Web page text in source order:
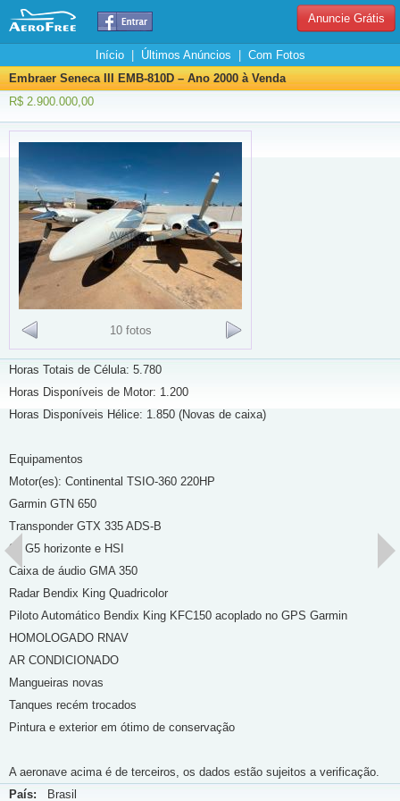
Anuncie Grátis
Início| Últimos Anúncios
Com Fotos
Embraer Seneca III EMB-810D – Ano 2000 à Venda
R$ 2.900.000,00
10 fotos
Horas Totais de Célula: 5.780
Horas Disponíveis de Motor: 1.200
Horas Disponíveis Hélice: 1.850 (Novas de caixa)
Equipamentos
Motor(es): Continental TSIO-360 220HP
Garmin GTN 650
Transponder GTX 335 ADS-B
02 G5 horizonte e HSI
Caixa de áudio GMA 350
Radar Bendix King Quadricolor
Piloto Automático Bendix King KFC150 acoplado no GPS Garmin
HOMOLOGADO RNAV
AR CONDICIONADO
Mangueiras novas
Tanques recém trocados
Pintura e exterior em ótimo de conservação
A aeronave acima é de terceiros, os dados estão sujeitos a verificação.
País: Brasil